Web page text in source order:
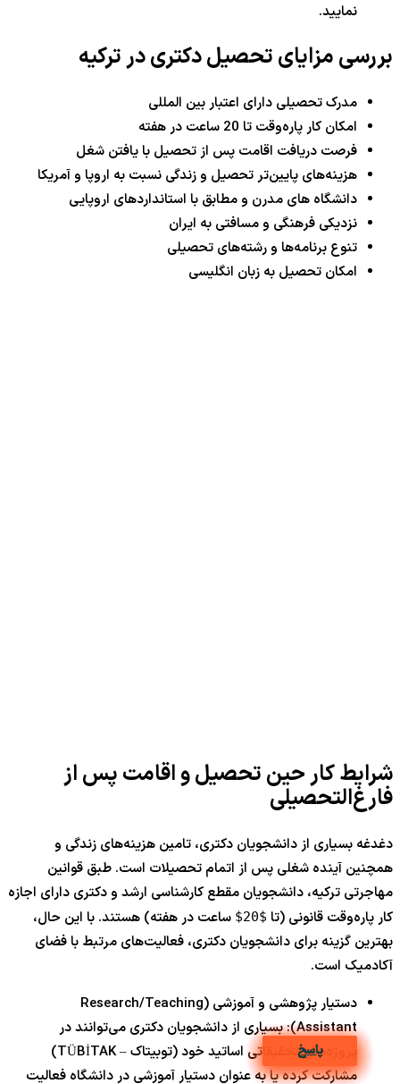
نمایید.
بررسی مزایای تحصیل دکتری در ترکیه
مدرک تحصیلی دارای اعتبار بین المللی
امکان کار پاره‌وقت تا 20 ساعت در هفته
فرصت دریافت اقامت پس از تحصیل با یافتن شغل
هزینه‌های پایین‌تر تحصیل و زندگی نسبت به اروپا و آمریکا
دانشگاه های مدرن و مطابق با استانداردهای اروپایی
نزدیکی فرهنگی و مسافتی به ایران
تنوع برنامه‌ها و رشته‌های تحصیلی
امکان تحصیل به زبان انگلیسی
شرایط کار حین تحصیل و اقامت پس از
فارغ‌التحصیلی
دغدغه بسیاری از دانشجویان دکتری، تامین هزینه‌های زندگی و
همچنین آینده شغلی پس از اتمام تحصیلات است. طبق قوانین
مهاجرتی ترکیه، دانشجویان مقطع کارشناسی ارشد و دکتری دارای اجازه
کار پاره‌وقت قانونی (تا $20$
ساعت در هفته) هستند. با این حال،
بهترین گزینه برای دانشجویان دکتری، فعالیت‌های مرتبط با فضای
آکادمیک است.
دستیار پژوهشی و آموزشی (Research/Teaching
Assistant): بسیاری از دانشجویان دکتری می‌توانند در
پروژه‌های تحقیقاتی اساتید خود (توبیتاک – TÜBİTAK)
مشارکت کرده یا به عنوان دستیار آموزشی در دانشگاه فعالیت
پاسخ
پاسخ
پاسخ
پاسخ
پاسخ
پاسخ
پاسخ
پاسخ
پاسخ
پاسخ